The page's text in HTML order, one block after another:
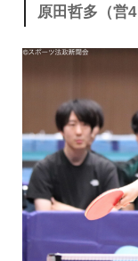
原田哲多（営4